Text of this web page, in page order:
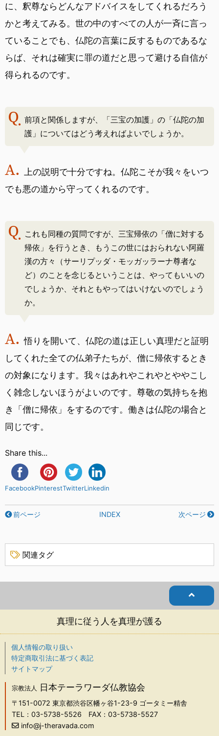
に、釈尊ならどんなアドバイスをしてくれるだろう
かと考えてみる。世の中のすべての人が一斉に言っ
ていることでも、仏陀の言葉に反するものであるな
らば、それは確実に罪の道だと思って避ける自信が
得られるのです。
前項と関係しますが、「三宝の加護」の「仏陀の加
護」についてはどう考えればよいでしょうか。
上の説明で十分ですね。仏陀こそが我々をいつ
でも悪の道から守ってくれるのです。
これも同種の質問ですが、三宝帰依の「僧に対する
帰依」を行うとき、もうこの世にはおられない阿羅
漢の方々（サーリプッダ・モッガッラーナ尊者な
ど）のことを念じるということは、やってもいいの
でしょうか、それともやってはいけないのでしょう
か。
悟りを開いて、仏陀の道は正しい真理だと証明
してくれた全ての仏弟子たちが、僧に帰依するとき
の対象になります。我々はあれやこれやとややこし
く雑念しないほうがよいのです。尊敬の気持ちを抱
き「僧に帰依」をするのです。働きは仏陀の場合と
同じです。
Share this...
FacebookPinterestTwitterLinkedin
前ページ INDEX 次ページ
関連タグ
真理に従う人を真理が護る
個人情報の取り扱い
特定商取引法に基づく表記
サイトマップ
宗教法人 日本テーラワーダ仏教協会
〒151-0072 東京都渋谷区幡ヶ谷1-23-9 ゴータミー精舎
TEL：03-5738-5526 FAX：03-5738-5527
info@j-theravada.com